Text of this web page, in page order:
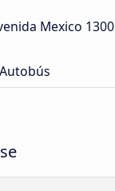
Mexico 1300